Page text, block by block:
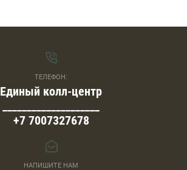
ТЕЛЕФОН:
Единый колл-центр
+7 7007327678
НАПИШИТЕ НАМ